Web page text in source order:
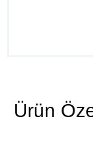
Ürün